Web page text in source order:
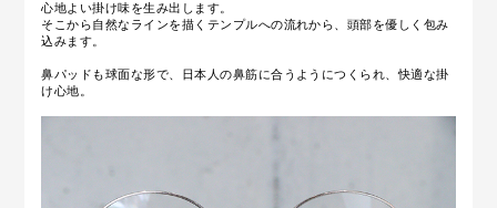
心地よい掛け味を生み出します。
そこから自然なラインを描くテンプルへの流れから、頭部を優しく包み
込みます。
鼻パッドも球面な形で、日本人の鼻筋に合うようにつくられ、快適な掛
け⼼地。